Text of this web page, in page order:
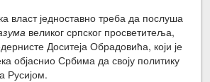
власт једноставно треба да послуша
великог српског просветитеља,
Доситеја Обрадовића, који је
објаснио Србима да своју политику
Русијом.